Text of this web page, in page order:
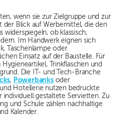
wenn sie zur Zielgruppe und zur
der Blick auf Werbemittel, die den
widerspiegeln, ob klassisch,
Im Handwerk eignen sich
Taschenlampe oder
Einsatz auf der Baustelle. Für
Trinkflaschen und
Die IT- und Tech-Branche
, Powerbanksoder
Hotellerie nutzen bedruckte
individuell gestaltete Servietten. Zu
und Schule zählen nachhaltige
Kalender.